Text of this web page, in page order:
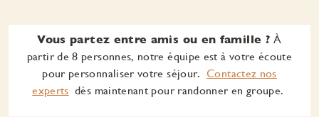
Vous partez entre amis ou en famille ?À
partir de 8 personnes, notre équipe est à votre écoute
pour personnaliser votre séjour. Contactez nos
experts dès maintenant pour randonner en groupe.